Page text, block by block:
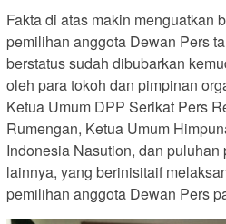
Fakta di atas makin menguatkan
pemilihan anggota Dewan Pers
berstatus sudah dibubarkan
oleh para tokoh dan pimpinan
Ketua Umum DPP Serikat Pers
Rumengan, Ketua Umum
Indonesia Nasution, dan
lainnya, yang berinisitaif
pemilihan anggota Dewan Pers